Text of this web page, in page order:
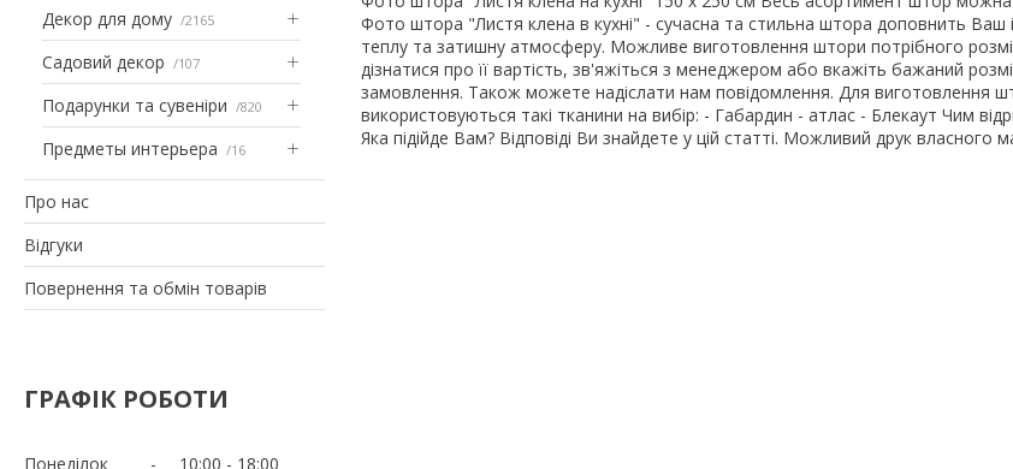
Декор для дому 2165
Садовий декор 107
Подарунки та сувеніри 820
Предметы интерьера 16
Про нас
Відгуки
Повернення та обмін товарів
ГРАФІК РОБОТИ
Понеділок 10:00 18:00
Фото штора "Листя клена в кухні" - сучасна та стильна штора доповнить Ваш
теплу та затишну атмосферу. Можливе виготовлення штори потрібного
дізнатися про її вартість, зв'яжіться з менеджером або вкажіть бажаний
замовлення. Також можете надіслати нам повідомлення. Для виготовлення
використовуються такі тканини на вибір: - Габардин - атлас - Блекаут Чим
Яка підійде Вам? Відповіді Ви знайдете у цій статті. Можливий друк власного